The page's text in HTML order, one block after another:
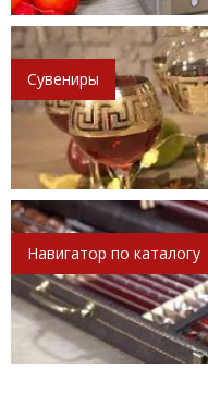
Сувениры
Навигатор по каталогу